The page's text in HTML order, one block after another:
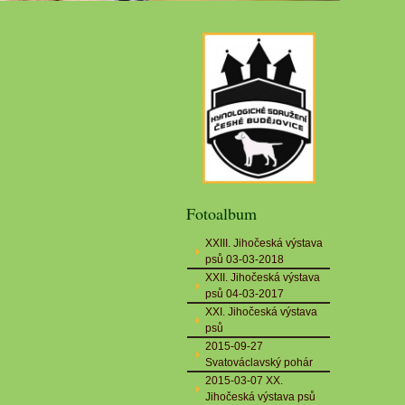
Fotoalbum
XXIII. Jihočeská výstava
psů 03-03-2018
XXII. Jihočeská výstava
psů 04-03-2017
XXI. Jihočeská výstava
psů
2015-09-27
Svatováclavský pohár
2015-03-07 XX.
Jihočeská výstava psů